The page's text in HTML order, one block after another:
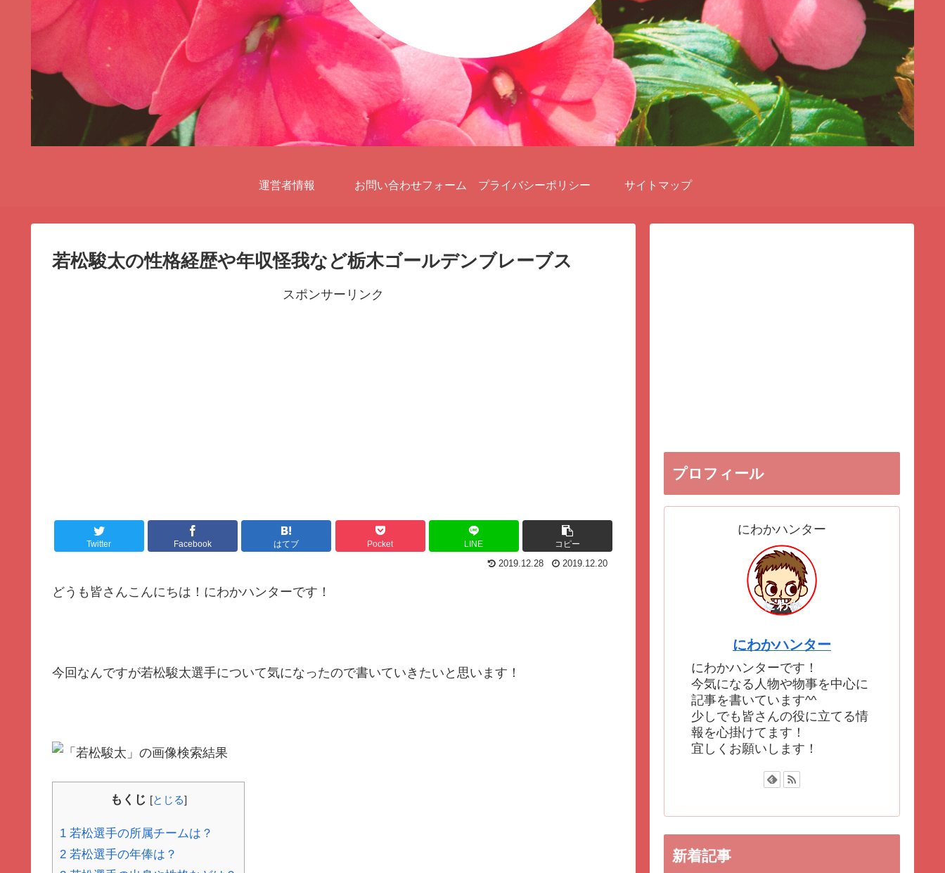
運営者情報 お問い合わせフォーム プライバシーポリシー サイトマップ
若松駿太の性格経歴や年収怪我など栃木ゴールデンブレーブス
スポンサーリンク
Twitter Facebook はてブ Pocket LINE コピー
2019.12.28 2019.12.20
どうも皆さんこんにちは！にわかハンターです！
今回なんですが若松駿太選手について気になったので書いていきたいと思います！
もくじ [とじる]
1 若松選手の所属チームは？
2 若松選手の年俸は？
プロフィール
にわかハンター
にわかハンター
にわかハンターです！
今気になる人物や物事を中心に
記事を書いています^^
少しでも皆さんの役に立てる情
報を心掛けてます！
宜しくお願いします！
新着記事